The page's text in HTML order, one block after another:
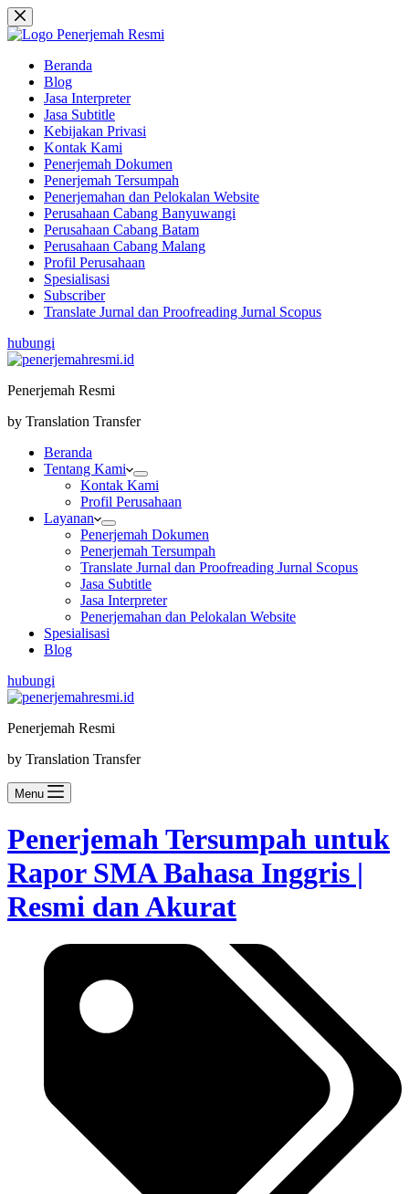
Skip
to
content
Beranda
Blog
Jasa Interpreter
Jasa Subtitle
Kebijakan Privasi
Kontak Kami
Penerjemah Dokumen
Penerjemah Tersumpah
Penerjemahan dan Pelokalan Website
Perusahaan Cabang Banyuwangi
Perusahaan Cabang Batam
Perusahaan Cabang Malang
Profil Perusahaan
Spesialisasi
Subscriber
Translate Jurnal dan Proofreading Jurnal Scopus
hubungi
Penerjemah Resmi
by Translation Transfer
Beranda
Tentang Kami
Kontak Kami
Profil Perusahaan
Layanan
Penerjemah Dokumen
Penerjemah Tersumpah
Translate Jurnal dan Proofreading Jurnal Scopus
Jasa Subtitle
Jasa Interpreter
Penerjemahan dan Pelokalan Website
Spesialisasi
Blog
hubungi
Penerjemah Resmi
by Translation Transfer
Menu
Penerjemah Tersumpah untuk
Rapor SMA Bahasa Inggris |
Resmi dan Akurat